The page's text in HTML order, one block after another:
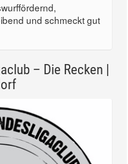
und schmeckt gut
– Die Recken |